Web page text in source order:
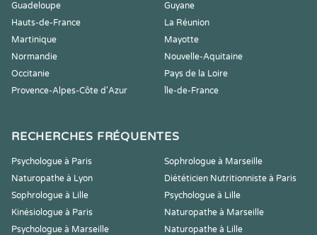
Guadeloupe
Guyane
Hauts-de-France
La Réunion
Martinique
Mayotte
Normandie
Nouvelle-Aquitaine
Occitanie
Pays de la Loire
Provence-Alpes-Côte d'Azur
Île-de-France
RECHERCHES FRÉQUENTES
Psychologue à Paris
Sophrologue à Marseille
Naturopathe à Lyon
Diététicien Nutritionniste à Paris
Sophrologue à Lille
Psychologue à Lille
Kinésiologue à Paris
Naturopathe à Marseille
Psychologue à Marseille
Naturopathe à Lille